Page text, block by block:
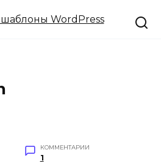
КОММЕНТАРИИ
1